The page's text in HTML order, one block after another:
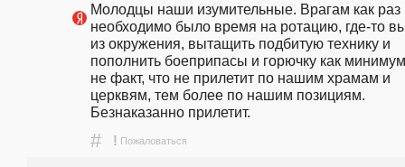
Молодцы наши изумительные. Врагам как раз
необходимо было время на ротацию, где-то
из окружения, вытащить подбитую технику и
пополнить боеприпасы и горючку как
не факт, что не прилетит по нашим храмам и
церквям, тем более по нашим позициям.
Безнаказанно прилетит.
# ! Пожаловаться